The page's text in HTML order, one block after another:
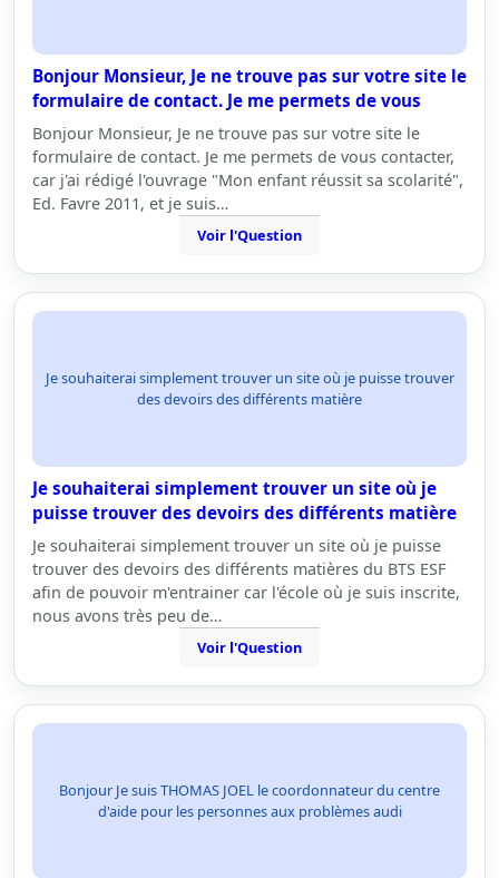
Bonjour Monsieur, Je ne trouve pas sur votre site le
formulaire de contact. Je me permets de vous
Bonjour Monsieur, Je ne trouve pas sur votre site le
formulaire de contact. Je me permets de vous contacter,
car j'ai rédigé l'ouvrage "Mon enfant réussit sa scolarité",
Ed. Favre 2011, et je suis…
Voir l'Question
Je souhaiterai simplement trouver un site où je puisse trouver
des devoirs des différents matière
Je souhaiterai simplement trouver un site où je
puisse trouver des devoirs des différents matière
Je souhaiterai simplement trouver un site où je puisse
trouver des devoirs des différents matières du BTS ESF
afin de pouvoir m'entrainer car l'école où je suis inscrite,
nous avons très peu de…
Voir l'Question
Bonjour Je suis THOMAS JOEL le coordonnateur du centre
d'aide pour les personnes aux problèmes audi